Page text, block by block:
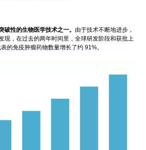
破性的生物医学技术之一。 由于技术不断地进步，
现，在过去的两年时间里，全球研发阶段和获批上
的免疫肿瘤药物数量增长了约 91%。